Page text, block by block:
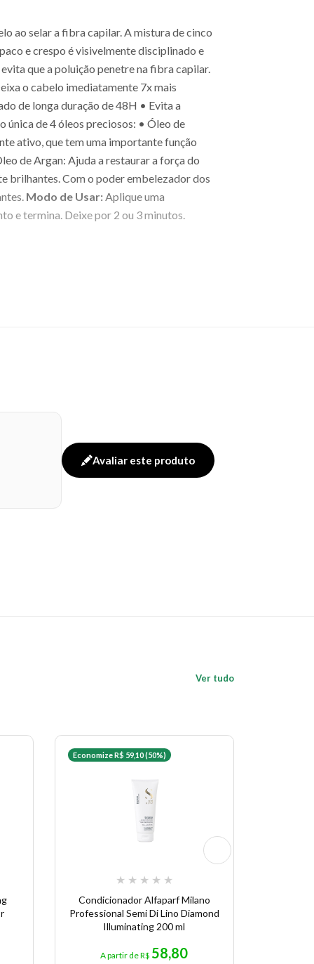
ao selar a fibra capilar. A mistura de cinco
e crespo é visivelmente disciplinado e
que a poluição penetre na fibra capilar.
o cabelo imediatamente 7x mais
de longa duração de 48H • Evita a
única de 4 óleos preciosos: • Óleo de
ativo, que tem uma importante função
de Argan: Ajuda a restaurar a força do
brilhantes. Com o poder embelezador dos
Modo de Usar:Aplique uma
e termina. Deixe por 2 ou 3 minutos.
Avaliar este produto
Ver tudo
Economize R$ 59,10 (50%)
★ ★ ★ ★ ★
Condicionador Alfaparf Milano
Professional Semi Di Lino Diamond
Illuminating 200 ml
A partir de R$ 58,80